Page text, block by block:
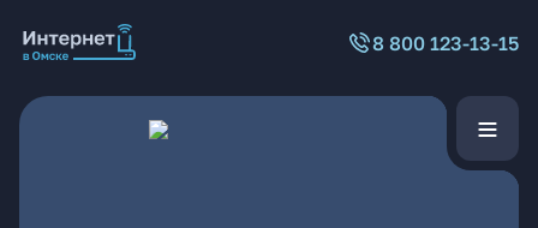
8 800 123-13-15